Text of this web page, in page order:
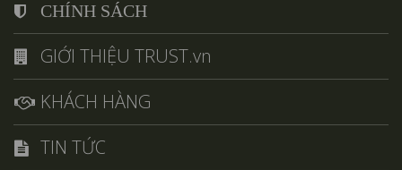
CHÍNH SÁCH
GIỚI THIỆU TRUST.vn
KHÁCH HÀNG
TIN TỨC